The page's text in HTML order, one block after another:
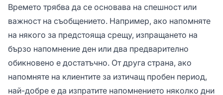
Времето трябва да се основава на спешност или
важност на съобщението. Например, ако напомняте
на някого за предстояща срещу, изпращането на
бързо напомнение ден или два предварително
обикновено е достатъчно. От друга страна, ако
напомняте на клиентите за изтичащ пробен период,
най-добре е да изпратите напомнението няколко дни